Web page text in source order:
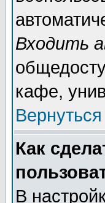
Входить
кафе,
Как
В